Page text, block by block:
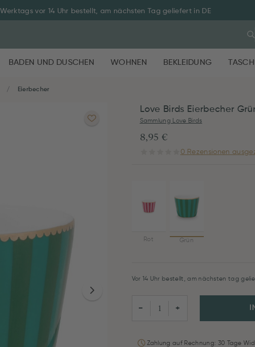
Werktags vor 14 Uhr bestellt, am nächsten Tag geliefert in DE
BADEN UND DUSCHEN WOHNEN BEKLEIDUNG
Eierbecher
Love Birds Eierbecher
Sammlung Love Birds
8,95 €
0 Rezensionen
Rot Grün
Vor 14 Uhr bestellt, am nächsten tag
− +
Zahlung auf Rechnung: 30 Tage